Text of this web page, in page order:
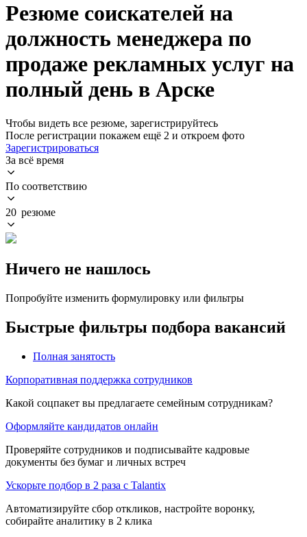
Резюме соискателей на
должность менеджера по
продаже рекламных услуг на
полный день в Арске
Чтобы видеть все резюме, зарегистрируйтесь
После регистрации покажем ещё 2 и откроем фото
Зарегистрироваться
За всё время
По соответствию
20 резюме
Ничего не нашлось
Попробуйте изменить формулировку или фильтры
Быстрые фильтры подбора вакансий
Полная занятость
Корпоративная поддержка сотрудников
Какой соцпакет вы предлагаете семейным сотрудникам?
Оформляйте кандидатов онлайн
Проверяйте сотрудников и подписывайте кадровые
документы без бумаг и личных встреч
Ускорьте подбор в 2 раза с Talantix
Автоматизируйте сбор откликов, настройте воронку,
собирайте аналитику в 2 клика